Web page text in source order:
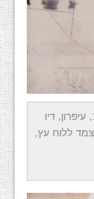
הנרי שלזניאק, "ללא כותרת", 1970, עיפרון, דיו
ללוח עץ,